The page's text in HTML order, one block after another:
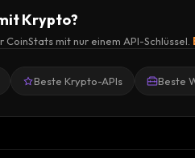
Krypto?
mit nur einem API-Schlüssel.
Beste Krypto-APIs Beste